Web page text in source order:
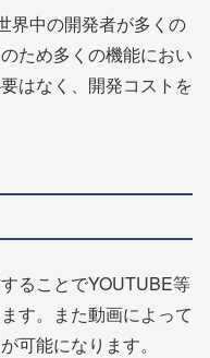
界中の開発者が多くの
ため多くの機能におい
はなく、開発コストを
ることでYOUTUBE等
す。また動画によって
可能になります。